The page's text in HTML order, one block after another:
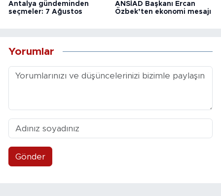
Antalya gündeminden
seçmeler: 7 Ağustos
ANSİAD Başkanı Ercan
Özbek’ten ekonomi mesajı
Yorumlar
Gönder